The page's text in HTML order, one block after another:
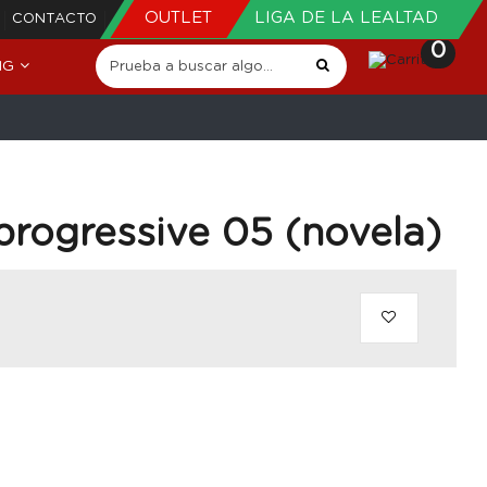
CONTACTO OUTLET LIGA DE LA LEALTAD
0
05 (novela)